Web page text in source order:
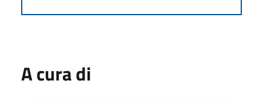
A cura di